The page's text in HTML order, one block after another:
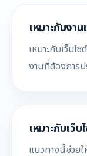
เหมาะกับงา
เหมาะกับเว็บ
งานที่ต้องการ
เหมาะกับเว็
แนวทางนี้ช่วยใ